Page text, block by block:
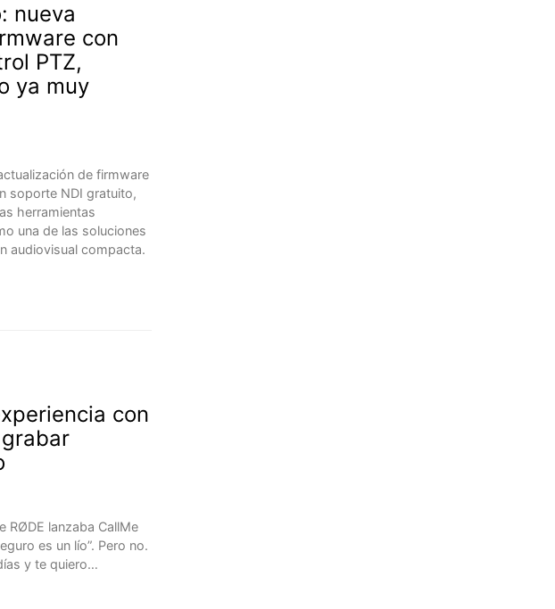
nueva
con
PTZ,
ya muy
de firmware
soporte NDI gratuito,
herramientas
una de las soluciones
audiovisual compacta.
con
RØDE lanzaba CallMe
es un lío”. Pero no.
y te quiero…